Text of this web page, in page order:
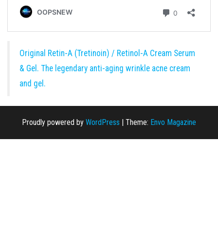
Original Retin-A (Tretinoin) / Retinol-A Cream Serum
& Gel. The legendary anti-aging wrinkle acne cream
and gel.
Proudly powered by WordPress Theme: Envo Magazine